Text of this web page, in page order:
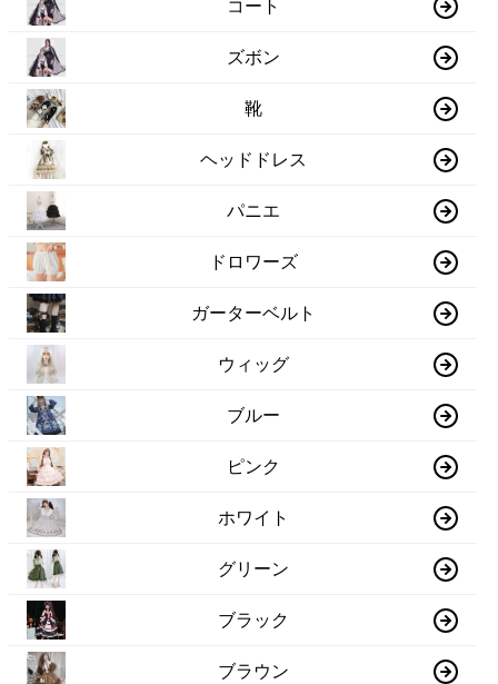
コート
ズボン
靴
ヘッドドレス
パニエ
ドロワーズ
ガーターベルト
ウィッグ
ブルー
ピンク
ホワイト
グリーン
ブラック
ブラウン